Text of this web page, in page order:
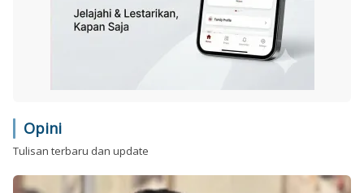
Opini
Tulisan terbaru dan update